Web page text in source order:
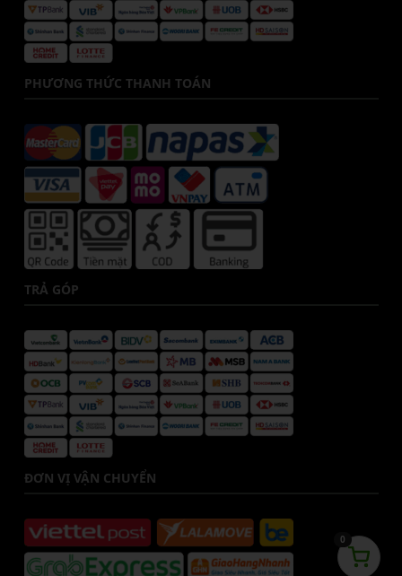
PHƯƠNG THỨC THANH TOÁN
TRẢ GÓP
ĐƠN VỊ VẬN CHUYỂN
0